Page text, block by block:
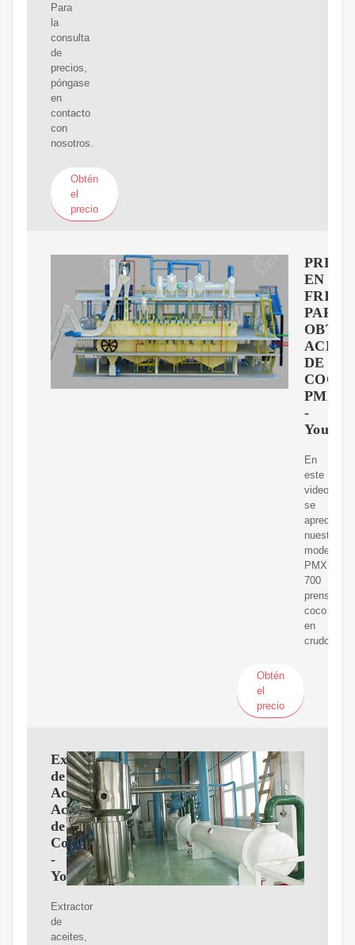
Para
la
consulta
de
precios,
póngase
en
contacto
con
nosotros.
Obtén
el
precio
EN
FRIO
PARA
DE
COCO
-
En
este
video
se
aprecia
nuestro
modelo
PMX
700
prensando
coco
en
crudo.
Obtén
el
precio
Extractor
de
Aceites:
Aceite
de
Coco
-
YouTube
Extractor
de
aceites,